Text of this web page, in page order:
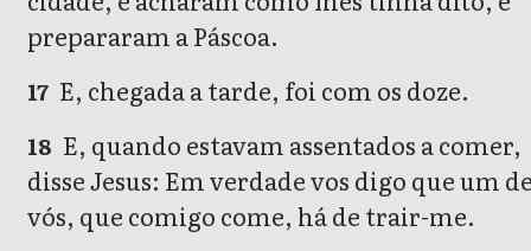
prepararam a Páscoa.
17 E, chegada a tarde, foi com os doze.
18 E, quando estavam assentados a comer,
disse Jesus: Em verdade vos digo que um
vós, que comigo come, há de trair-me.